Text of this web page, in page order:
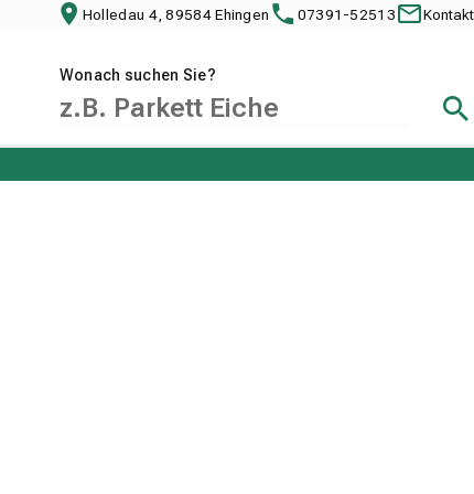
Holledau 4, 89584 Ehingen 07391-52513 Kontakt
Wonach suchen Sie?